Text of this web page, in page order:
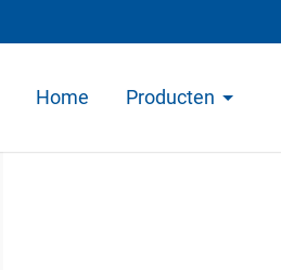
Home Producten